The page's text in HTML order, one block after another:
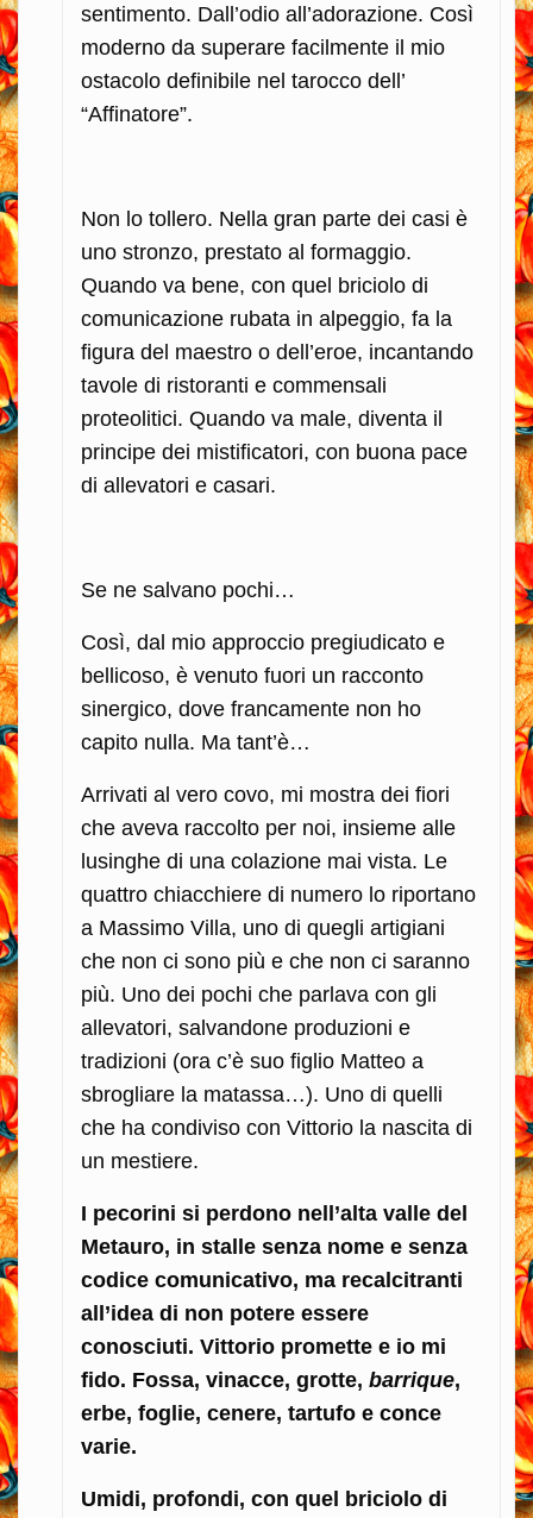
sentimento. Dall’odio all’adorazione. Così
moderno da superare facilmente il mio
ostacolo definibile nel tarocco dell’
“Affinatore”.
Non lo tollero. Nella gran parte dei casi è
uno stronzo, prestato al formaggio.
Quando va bene, con quel briciolo di
comunicazione rubata in alpeggio, fa la
figura del maestro o dell’eroe, incantando
tavole di ristoranti e commensali
proteolitici. Quando va male, diventa il
principe dei mistificatori, con buona pace
di allevatori e casari.
Se ne salvano pochi…
Così, dal mio approccio pregiudicato e
bellicoso, è venuto fuori un racconto
sinergico, dove francamente non ho
capito nulla. Ma tant’è…
Arrivati al vero covo, mi mostra dei fiori
che aveva raccolto per noi, insieme alle
lusinghe di una colazione mai vista. Le
quattro chiacchiere di numero lo riportano
a Massimo Villa, uno di quegli artigiani
che non ci sono più e che non ci saranno
più. Uno dei pochi che parlava con gli
allevatori, salvandone produzioni e
tradizioni (ora c’è suo figlio Matteo a
sbrogliare la matassa…). Uno di quelli
che ha condiviso con Vittorio la nascita di
un mestiere.
I pecorini si perdono nell’alta valle del
Metauro, in stalle senza nome e senza
codice comunicativo, ma recalcitranti
all’idea di non potere essere
conosciuti. Vittorio promette e io mi
fido. Fossa, vinacce, grotte, barrique,
erbe, foglie, cenere, tartufo e conce
varie.
Umidi, profondi, con quel briciolo di